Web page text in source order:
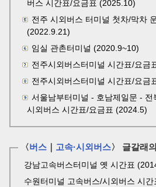
버스 시간표/요금표 (2025.10)
전주 시외버스 터미널 첫차/막차
(2022.9.21)
임실 관촌터미널 (2020.9~10)
전주시외버스터미널 시간표/요금
전주시외버스터미널 시간표/요금
서울남부터미널 - 호남제일문 - 전
시외버스 시간표/요금표 (2024.5)
〈버스 고속·시외버스〉 글갈래
강남고속버스터미널 옛 시간표
수원터미널 고속버스/시외버스 시